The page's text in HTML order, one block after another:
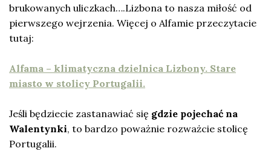
brukowanych uliczkach….Lizbona to nasza miłość od
pierwszego wejrzenia. Więcej o Alfamie przeczytacie
tutaj:
Alfama – klimatyczna dzielnica Lizbony. Stare
miasto w stolicy Portugalii.
Jeśli będziecie zastanawiać się gdzie pojechać na
Walentynki, to bardzo poważnie rozważcie stolicę
Portugalii.